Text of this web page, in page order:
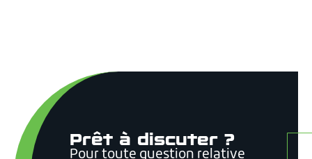
Prêt à discuter ?
Pour toute question relative